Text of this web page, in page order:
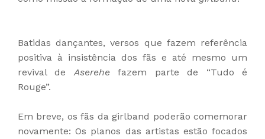
Batidas dançantes, versos que fazem referência
positiva à insistência dos fãs e até mesmo um
revival deAserehefazem parte de “Tudo é
Rouge”.
Em breve, os fãs da girlband poderão comemorar
novamente: Os planos das artistas estão focados